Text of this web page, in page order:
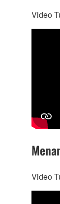
Video
Video